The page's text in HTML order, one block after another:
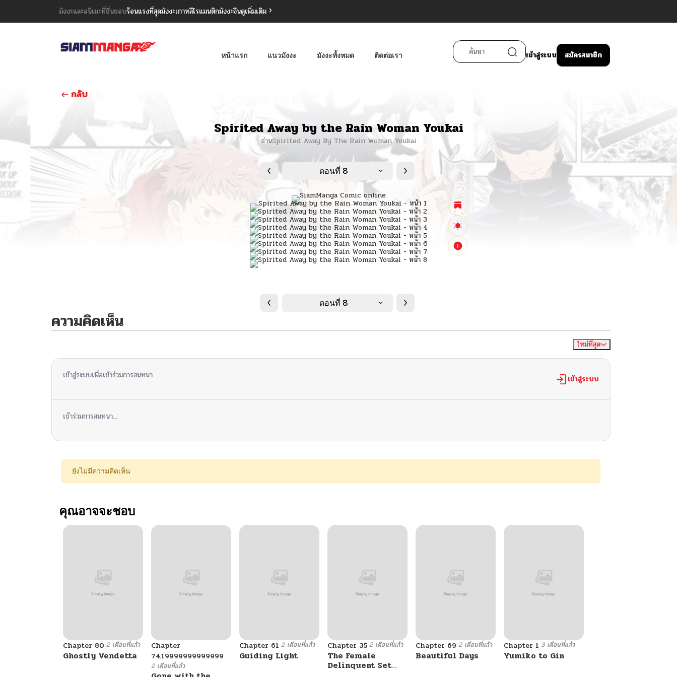
มังงะและอนิเมะที่ชื่นชอบร้อนแรงที่สุดมังงะเกาหลีโรแมนติกมังงะจีนดูเพิ่มเติม
หน้าแรก แนวมังงะ มังงะทั้งหมด ติดต่อเรา เข้าสู่ระบบ สมัครสมาชิก
กลับ
Spirited Away by the Rain Woman Youkai
อ่านSpirited Away By The Rain Woman Youkai
ตอนที่ 8
ตอนที่ 8
ความคิดเห็น
ใหม่ที่สุด
เข้าสู่ระบบเพื่อเข้าร่วมการสนทนา เข้าสู่ระบบ
เข้าร่วมการสนทนา...
ยังไม่มีความคิดเห็น
คุณอาจจะชอบ
Chapter 80 2 เดือนที่แล้ว
Ghostly Vendetta
Chapter
74.19999999999999
2 เดือนที่แล้ว
Chapter 61 2 เดือนที่แล้ว
Guiding Light
Chapter 35 2 เดือนที่แล้ว
The Female
Delinquent Set
Chapter 69 2 เดือนที่แล้ว
Beautiful Days
Chapter 1 3 เดือนที่แล้ว
Yumiko to Gin